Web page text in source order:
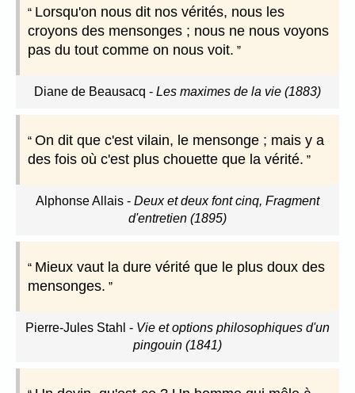
Lorsqu'on nous dit nos vérités, nous les
croyons des mensonges ; nous ne nous voyons
pas du tout comme on nous voit.
Diane de Beausacq - Les maximes de la vie (1883)
On dit que c'est vilain, le mensonge ; mais y a
des fois où c'est plus chouette que la vérité.
Alphonse Allais - Deux et deux font cinq, Fragment
d'entretien (1895)
Mieux vaut la dure vérité que le plus doux des
mensonges.
Pierre-Jules Stahl - Vie et options philosophiques d'un
pingouin (1841)